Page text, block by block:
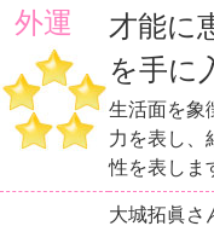
外運
才能に
を手に
生活面を象
力を表し、
性を表しま
大城拓眞さ